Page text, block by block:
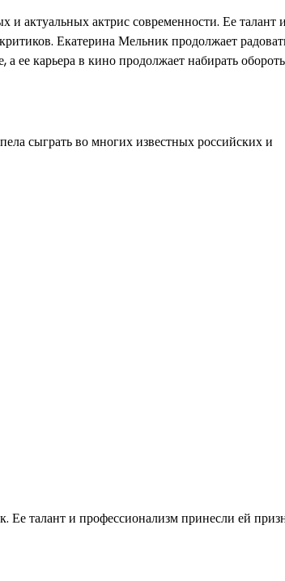
актуальных актрис современности. Ее талант и
Екатерина Мельник продолжает
ее карьера в кино продолжает набирать
сыграть во многих известных российских и
талант и профессионализм принесли ей